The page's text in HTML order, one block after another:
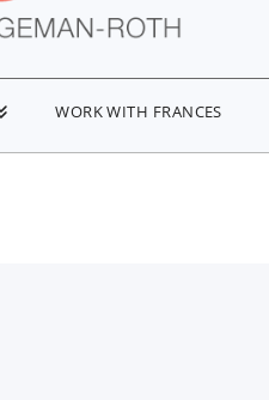
WORK WITH FRANCES